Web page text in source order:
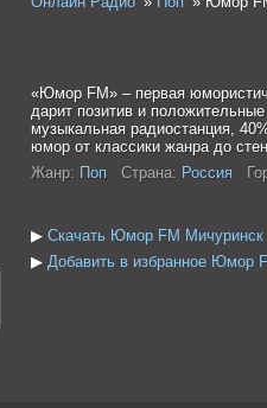
«Юмор FM» – первая
дарит позитив и
музыкальная радиостанция,
юмор от классики жанра до
Жанр: Поп Страна: Россия
▶ Скачать Юмор FM Мичуринск
▶ Добавить в избранное Юмор